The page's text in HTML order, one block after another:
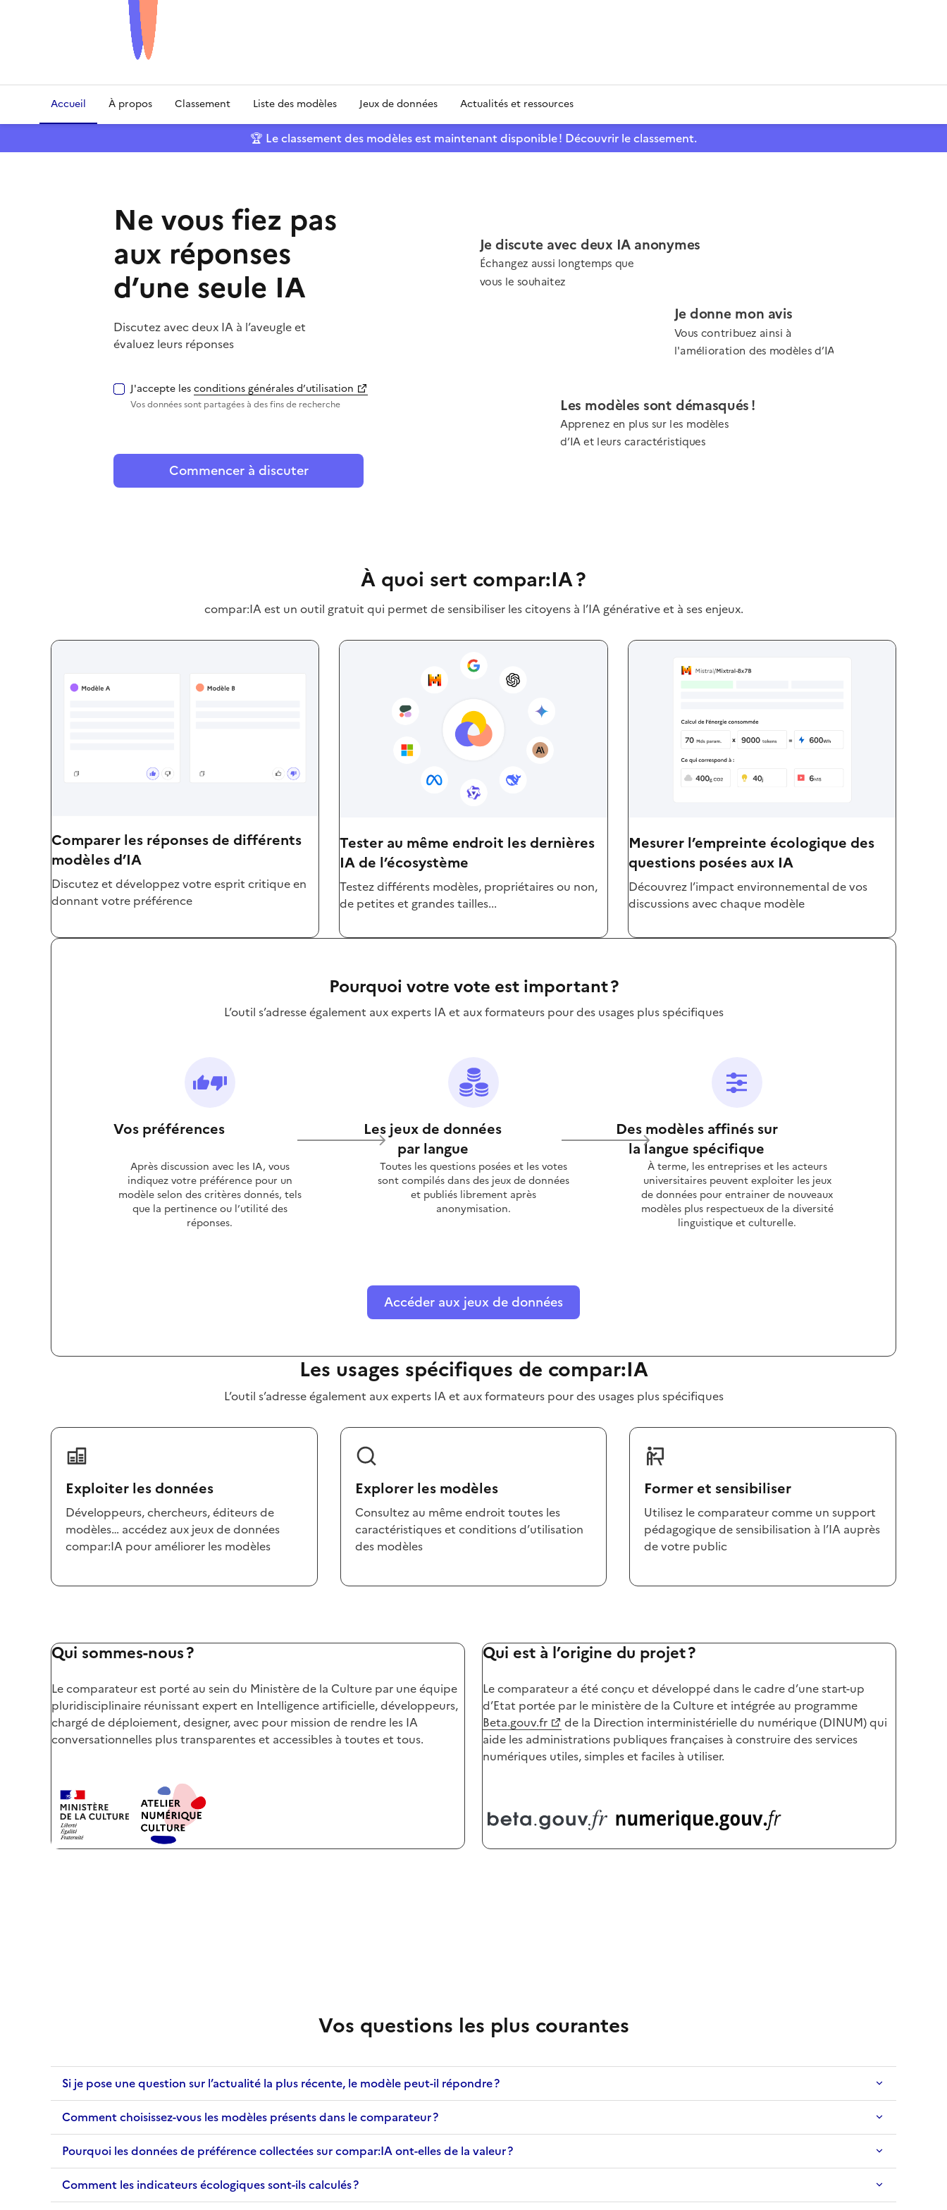
Accueil À propos Classement Liste des modèles Jeux de données Actualités et ressources
🏆 Le classement des modèles est maintenant disponible ! Découvrir le classement.
Ne vous fiez pas
aux réponses
d’une seule IA
Discutez avec deux IA à l’aveugle et
évaluez leurs réponses
J'accepte lesconditions générales d’utilisation
Vos données sont partagées à des fins de recherche
Commencer à discuter
Je discute avec deux IA anonymes
Échangez aussi longtemps que
vous le souhaitez
Les modèles sont démasqués !
Apprenez en plus sur les modèles
d’IA et leurs caractéristiques
Je donne mon avis
Vous contribuez ainsi à
l'amélioration des modèles d’IA
À quoi sert compar:IA ?
compar:IA est un outil gratuit qui permet de sensibiliser les citoyens à l’IA générative et à ses enjeux.
Comparer les réponses de différents
modèles d’IA
Discutez et développez votre esprit critique en
donnant votre préférence
Tester au même endroit les dernières
IA de l’écosystème
Testez différents modèles, propriétaires ou non,
de petites et grandes tailles...
Mesurer l’empreinte écologique des
questions posées aux IA
Découvrez l’impact environnemental de vos
discussions avec chaque modèle
Pourquoi votre vote est important ?
L’outil s’adresse également aux experts IA et aux formateurs pour des usages plus spécifiques
Vos préférences
Après discussion avec les IA, vous
indiquez votre préférence pour un
modèle selon des critères donnés, tels
que la pertinence ou l’utilité des
réponses.
Les jeux de données
par langue
Toutes les questions posées et les votes
sont compilés dans des jeux de données
et publiés librement après
anonymisation.
Des modèles affinés sur
la langue spécifique
À terme, les entreprises et les acteurs
universitaires peuvent exploiter les jeux
de données pour entrainer de nouveaux
modèles plus respectueux de la diversité
linguistique et culturelle.
Accéder aux jeux de données
Les usages spécifiques de compar:IA
L’outil s’adresse également aux experts IA et aux formateurs pour des usages plus spécifiques
Exploiter les données
Développeurs, chercheurs, éditeurs de
modèles… accédez aux jeux de données
compar:IA pour améliorer les modèles
Explorer les modèles
Consultez au même endroit toutes les
caractéristiques et conditions d’utilisation
des modèles
Former et sensibiliser
Utilisez le comparateur comme un support
pédagogique de sensibilisation à l’IA auprès
de votre public
Qui sommes-nous ?
Le comparateur est porté au sein du Ministère de la Culture par une équipe
pluridisciplinaire réunissant expert en Intelligence artificielle, développeurs,
chargé de déploiement, designer, avec pour mission de rendre les IA
conversationnelles plus transparentes et accessibles à toutes et tous.
Qui est à l’origine du projet ?
Le comparateur a été conçu et développé dans le cadre d’une start-up
d’Etat portée par le ministère de la Culture et intégrée au programme
Beta.gouv.fr
de la Direction interministérielle du numérique (DINUM) qui
aide les administrations publiques françaises à construire des services
numériques utiles, simples et faciles à utiliser.
Vos questions les plus courantes
Si je pose une question sur l’actualité la plus récente, le modèle peut-il répondre ?
Comment choisissez-vous les modèles présents dans le comparateur ?
Pourquoi les données de préférence collectées sur compar:IA ont-elles de la valeur ?
Comment les indicateurs écologiques sont-ils calculés ?